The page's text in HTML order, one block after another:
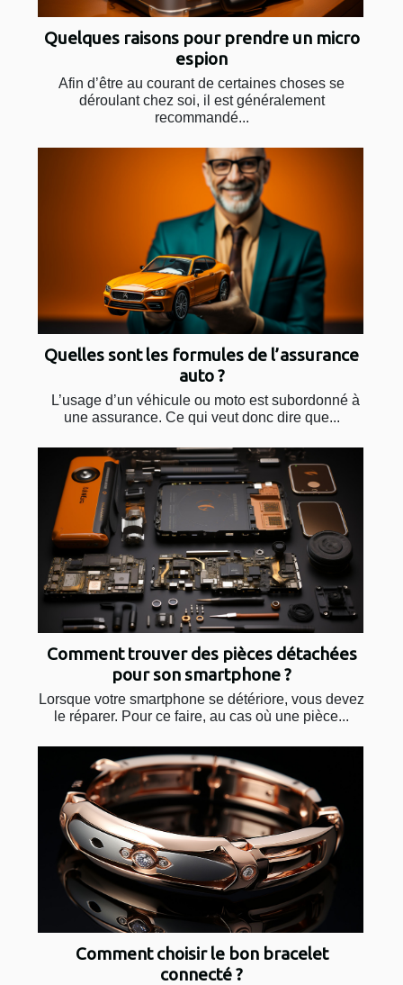
Quelques raisons pour prendre un micro
espion
Afin d’être au courant de certaines choses se
déroulant chez soi, il est généralement
recommandé...
Quelles sont les formules de l’assurance
auto ?
L’usage d’un véhicule ou moto est subordonné à
une assurance. Ce qui veut donc dire que...
Comment trouver des pièces détachées
pour son smartphone ?
Lorsque votre smartphone se détériore, vous devez
le réparer. Pour ce faire, au cas où une pièce...
Comment choisir le bon bracelet
connecté ?